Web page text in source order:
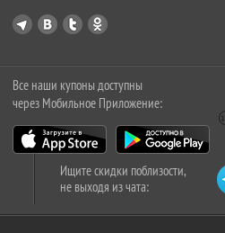
Все наши купоны доступны
через Мобильное Приложение:
Ищите скидки поблизости,
не выходя из чата: